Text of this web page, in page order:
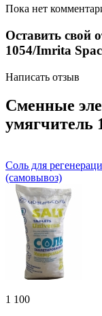
Пока нет
Оставить свой
1054/Imrita
Написать отзыв
Сменные
умягчитель
Соль для
(самовывоз)
1 100